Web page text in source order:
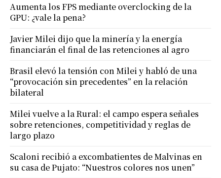
Aumenta los FPS mediante overclocking de la
GPU: ¿vale la pena?
Javier Milei dijo que la minería y la energía
financiarán el final de las retenciones al agro
Brasil elevó la tensión con Milei y habló de una
“provocación sin precedentes” en la relación
bilateral
Milei vuelve a la Rural: el campo espera señales
sobre retenciones, competitividad y reglas de
largo plazo
Scaloni recibió a excombatientes de Malvinas en
su casa de Pujato: “Nuestros colores nos unen”